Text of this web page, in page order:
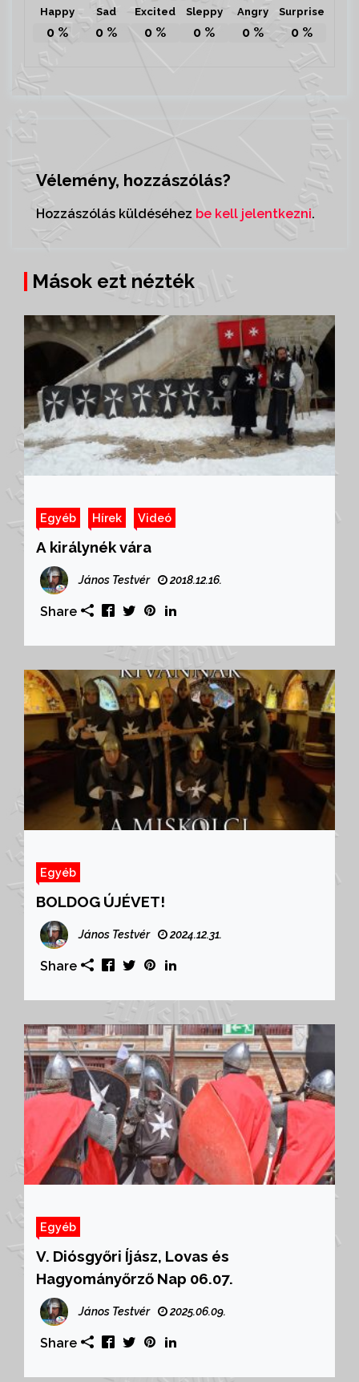
Happy
0 %
Sad
0 %
Excited
0 %
Sleppy
0 %
Angry
0 %
Surprise
0 %
Vélemény, hozzászólás?
Hozzászólás küldéséhez be kell jelentkezni.
Mások ezt nézték
Egyéb Hírek Videó
A királynék vára
János Testvér 2018.12.16.
Share
Egyéb
BOLDOG ÚJÉVET!
János Testvér 2024.12.31.
Share
Egyéb
V. Diósgyőri Íjász, Lovas és
Hagyományőrző Nap 06.07.
János Testvér 2025.06.09.
Share